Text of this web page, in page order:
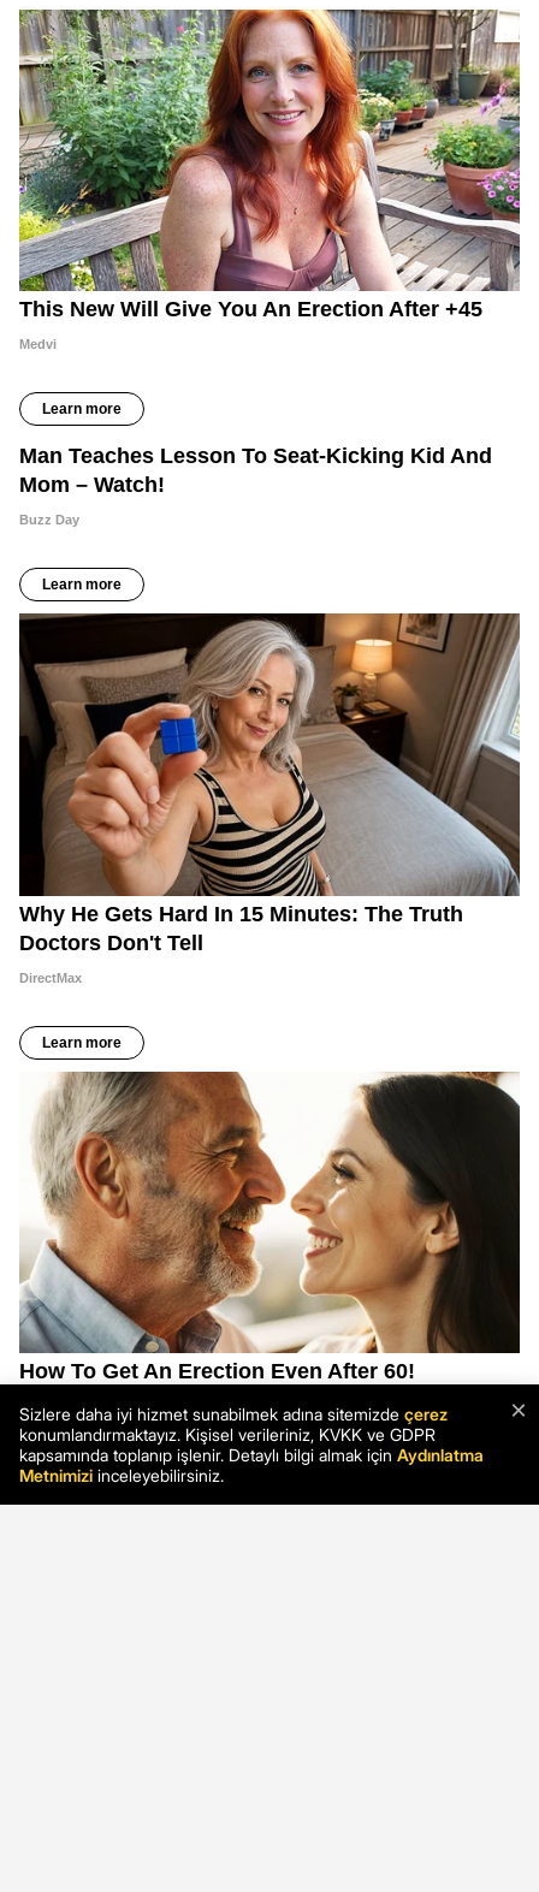
×
Sizlere daha iyi hizmet sunabilmek adına sitemizde çerez
konumlandırmaktayız. Kişisel verileriniz, KVKK ve GDPR
kapsamında toplanıp işlenir. Detaylı bilgi almak için Aydınlatma
Metnimizi inceleyebilirsiniz.